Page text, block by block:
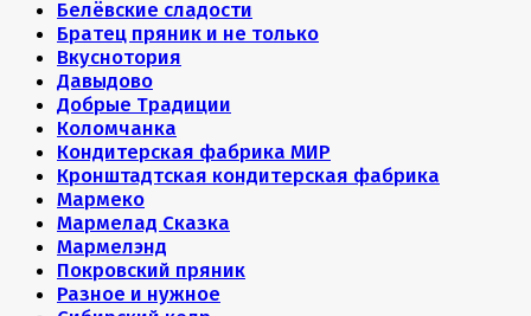
Белёвские сладости
Братец пряник и не только
Вкуснотория
Давыдово
Добрые Традиции
Коломчанка
Кондитерская фабрика МИР
Кронштадтская кондитерская фабрика
Мармеко
Мармелад Сказка
Мармелэнд
Покровский пряник
Разное и нужное